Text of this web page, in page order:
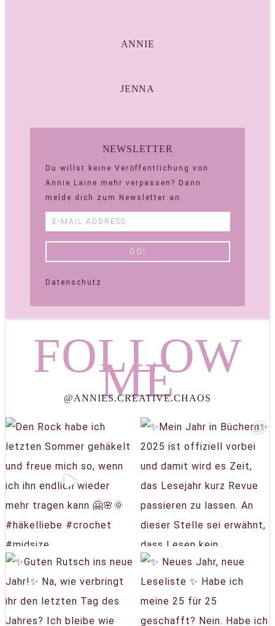
ANNIE
JENNA
NEWSLETTER
Du willst keine Veröffentlichung von
Annie Laine mehr verpassen? Dann
melde dich zum Newsletter an.
Datenschutz
FOLLOW
ME
@ANNIES.CREATIVE.CHAOS